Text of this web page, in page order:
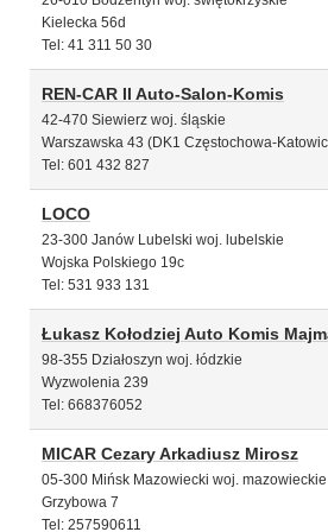
Kielecka 56d
Tel: 41 311 50 30
REN-CAR II Auto-Salon-Komis
42-470 Siewierz woj. śląskie
Warszawska 43 (DK1 Częstochowa-
Tel: 601 432 827
LOCO
23-300 Janów Lubelski woj. lubelskie
Wojska Polskiego 19c
Tel: 531 933 131
Łukasz Kołodziej Auto Komis
98-355 Działoszyn woj. łódzkie
Wyzwolenia 239
Tel: 668376052
MICAR Cezary Arkadiusz Mirosz
05-300 Mińsk Mazowiecki woj. mazowieckie
Grzybowa 7
Tel: 257590611